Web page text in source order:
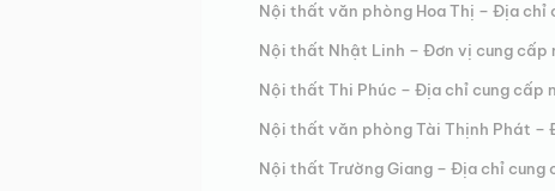
Nội thất văn phòng Hoa Thị – Địa
Nội thất Nhật Linh – Đơn vị cung
Nội thất Thi Phúc – Địa chỉ cung
Nội thất văn phòng Tài Thịnh Phát
Nội thất Trường Giang – Địa chỉ